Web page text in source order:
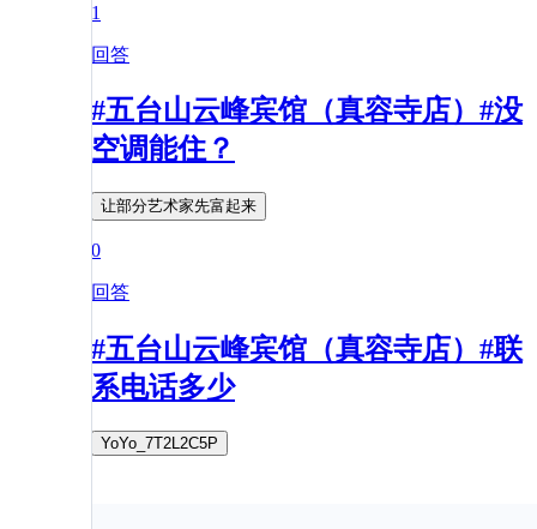
1
回答
#五台山云峰宾馆（真容寺店）#没
空调能住？
让部分艺术家先富起来
0
回答
#五台山云峰宾馆（真容寺店）#联
系电话多少
YoYo_7T2L2C5P